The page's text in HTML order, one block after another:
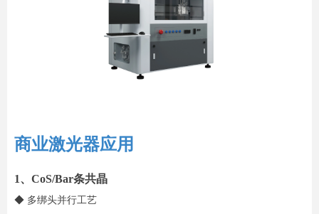
商业激光器应用
1、CoS/Bar条共晶
◆ 多绑头并行工艺